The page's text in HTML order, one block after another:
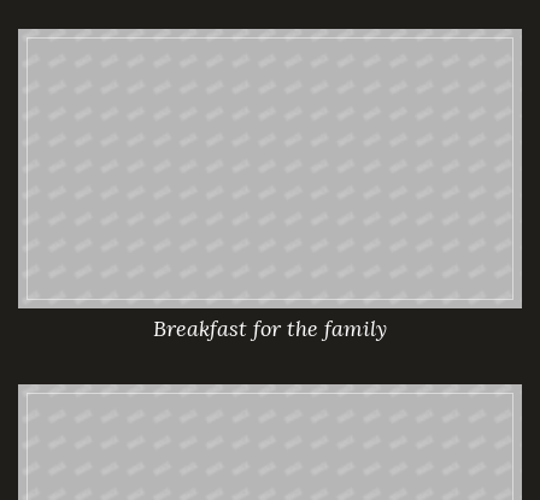
Breakfast for the family